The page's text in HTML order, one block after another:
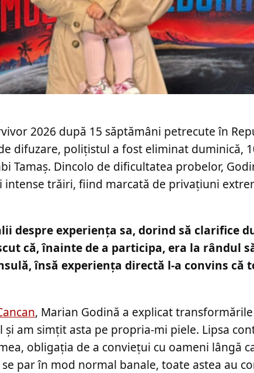
2026 după 15 săptămâni petrecute în
difuzare, polițistul a fost eliminat duminică,
Tamaș. Dincolo de dificultatea probelor,
trăiri, fiind marcată de privațiuni
despre experiența sa, dorind să clarifice
că, înainte de a participa, era la rândul
însă experiența directă l-a convins că
, Marian Godină a explicat
am simțit asta pe propria-mi piele. Lipsa
obligația de a conviețui cu oameni lângă
par în mod normal banale, toate astea au